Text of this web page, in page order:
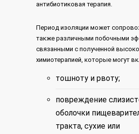
антибиотиковая терапия.
Период изоляции может
также различными побочными
связанными с полученной
химиотерапией, которые могут
тошноту и рвоту;
повреждение
оболочки
тракта, сухие или